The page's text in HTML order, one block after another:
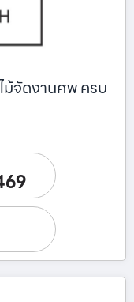
ม้จัดงานศพ ครบ